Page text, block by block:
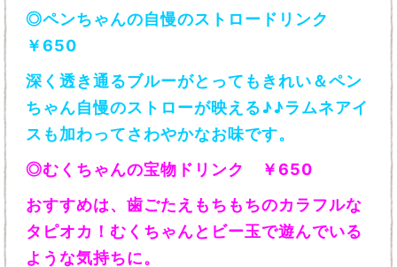
◎ペンちゃんの自慢のストロードリンク
￥650
深く透き通るブルーがとってもきれい＆ペン
ちゃん自慢のストローが映える♪♪ラムネアイ
スも加わってさわやかなお味です。
◎むくちゃんの宝物ドリンク ￥650
おすすめは、歯ごたえもちもちのカラフルな
タピオカ！むくちゃんとビー玉で遊んでいる
ような気持ちに。